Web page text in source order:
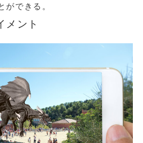
ができる。
メント